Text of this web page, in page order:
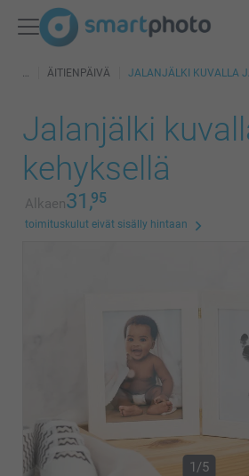
ÄITIENPÄIVÄ JALANJÄLKI KUVALLA
Jalanjälki
kehyksellä
Alkaen31,95
toimituskulut eivät sisälly hintaan
1/5